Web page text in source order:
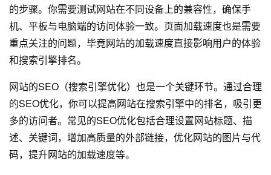
的步骤。你需要测试网站在不同设备上的兼容性，确保手
机、平板与电脑端的访问体验一致。页面加载速度也是需要
重点关注的问题，毕竟网站的加载速度直接影响用户的体验
和搜索引擎排名。
网站的SEO（搜索引擎优化）也是一个关键环节。通过合理
的SEO优化，你可以提高网站在搜索引擎中的排名，吸引更
多的访问者。常见的SEO优化包括合理设置网站标题、描
述、关键词，增加高质量的外部链接，优化网站的图片与代
码，提升网站的加载速度等。